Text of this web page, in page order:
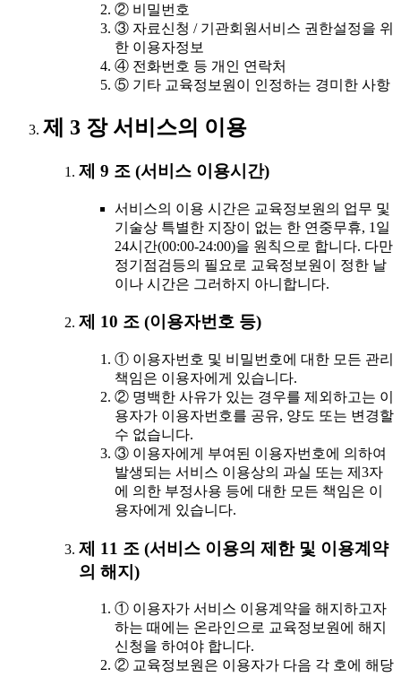
② 비밀번호
③ 자료신청 / 기관회원서비스 권한설정을 위
한 이용자정보
④ 전화번호 등 개인 연락처
⑤ 기타 교육정보원이 인정하는 경미한 사항
제 3 장 서비스의 이용
제 9 조 (서비스 이용시간)
서비스의 이용 시간은 교육정보원의 업무 및
기술상 특별한 지장이 없는 한 연중무휴, 1일
24시간(00:00-24:00)을 원칙으로 합니다. 다만
정기점검등의 필요로 교육정보원이 정한 날
이나 시간은 그러하지 아니합니다.
제 10 조 (이용자번호 등)
① 이용자번호 및 비밀번호에 대한 모든 관리
책임은 이용자에게 있습니다.
② 명백한 사유가 있는 경우를 제외하고는 이
용자가 이용자번호를 공유, 양도 또는 변경할
수 없습니다.
③ 이용자에게 부여된 이용자번호에 의하여
발생되는 서비스 이용상의 과실 또는 제3자
에 의한 부정사용 등에 대한 모든 책임은 이
용자에게 있습니다.
제 11 조 (서비스 이용의 제한 및 이용계약
의 해지)
① 이용자가 서비스 이용계약을 해지하고자
하는 때에는 온라인으로 교육정보원에 해지
신청을 하여야 합니다.
② 교육정보원은 이용자가 다음 각 호에 해당